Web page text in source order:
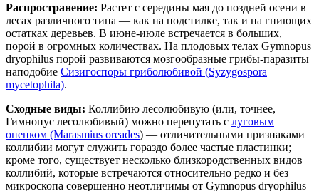
Распространение: Растет с середины мая до поздней осени в
лесах различного типа — как на подстилке, так и на гниющих
остатках деревьев. В июне-июле встречается в больших,
порой в огромных количествах. На плодовых телах Gymnopus
dryophilus порой развиваются мозгообразные грибы-паразиты
наподобие Сизигоспоры гриболюбивой (Syzygospora
mycetophila).
Сходные виды: Коллибию лесолюбивую (или, точнее,
Гимнопус лесолюбивый) можно перепутать с луговым
опенком (Marasmius oreades) — отличительными признаками
коллибии могут служить гораздо более частые пластинки;
кроме того, существует несколько близкородственных видов
коллибий, которые встречаются относительно редко и без
микроскопа совершенно неотличимы от Gymnopus dryophilus